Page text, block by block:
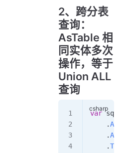
2、跨分表
查询：
AsTable 相
同实体多次
操作，等于
Union ALL
查询
var sql
    .
    .
    .